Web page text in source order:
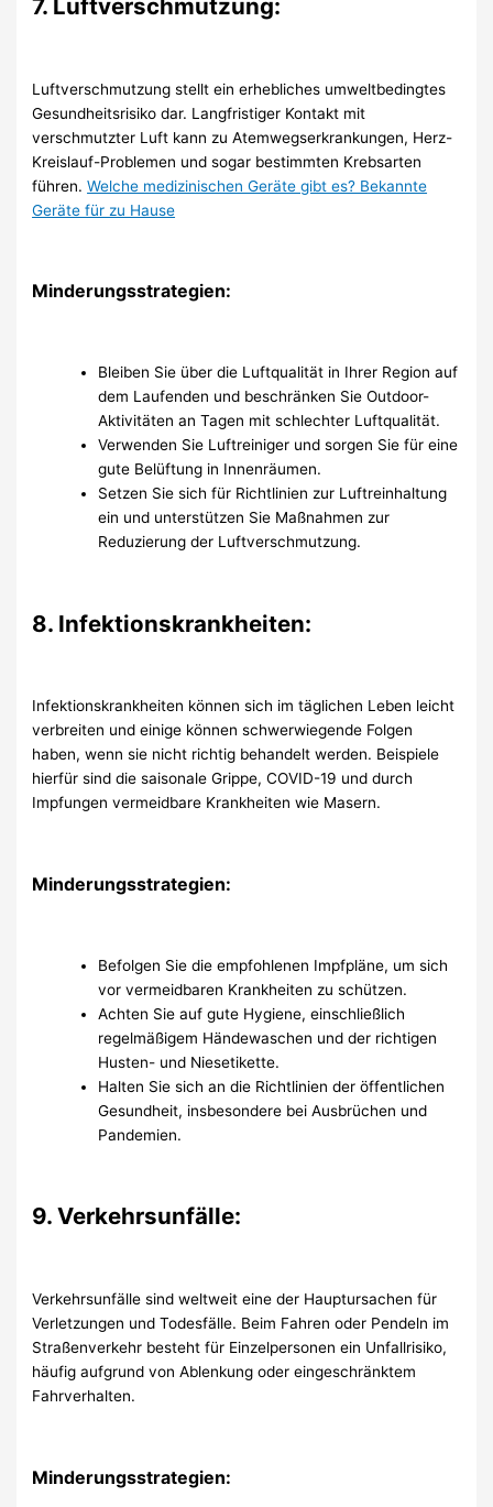
7. Luftverschmutzung:
Luftverschmutzung stellt ein erhebliches umweltbedingtes
Gesundheitsrisiko dar. Langfristiger Kontakt mit
verschmutzter Luft kann zu Atemwegserkrankungen, Herz-
Kreislauf-Problemen und sogar bestimmten Krebsarten
führen.Welche medizinischen Geräte gibt es? Bekannte
Geräte für zu Hause
Minderungsstrategien:
Bleiben Sie über die Luftqualität in Ihrer Region auf
dem Laufenden und beschränken Sie Outdoor-
Aktivitäten an Tagen mit schlechter Luftqualität.
Verwenden Sie Luftreiniger und sorgen Sie für eine
gute Belüftung in Innenräumen.
Setzen Sie sich für Richtlinien zur Luftreinhaltung
ein und unterstützen Sie Maßnahmen zur
Reduzierung der Luftverschmutzung.
8. Infektionskrankheiten:
Infektionskrankheiten können sich im täglichen Leben leicht
verbreiten und einige können schwerwiegende Folgen
haben, wenn sie nicht richtig behandelt werden. Beispiele
hierfür sind die saisonale Grippe, COVID-19 und durch
Impfungen vermeidbare Krankheiten wie Masern.
Minderungsstrategien:
Befolgen Sie die empfohlenen Impfpläne, um sich
vor vermeidbaren Krankheiten zu schützen.
Achten Sie auf gute Hygiene, einschließlich
regelmäßigem Händewaschen und der richtigen
Husten- und Niesetikette.
Halten Sie sich an die Richtlinien der öffentlichen
Gesundheit, insbesondere bei Ausbrüchen und
Pandemien.
9. Verkehrsunfälle:
Verkehrsunfälle sind weltweit eine der Hauptursachen für
Verletzungen und Todesfälle. Beim Fahren oder Pendeln im
Straßenverkehr besteht für Einzelpersonen ein Unfallrisiko,
häufig aufgrund von Ablenkung oder eingeschränktem
Fahrverhalten.
Minderungsstrategien: